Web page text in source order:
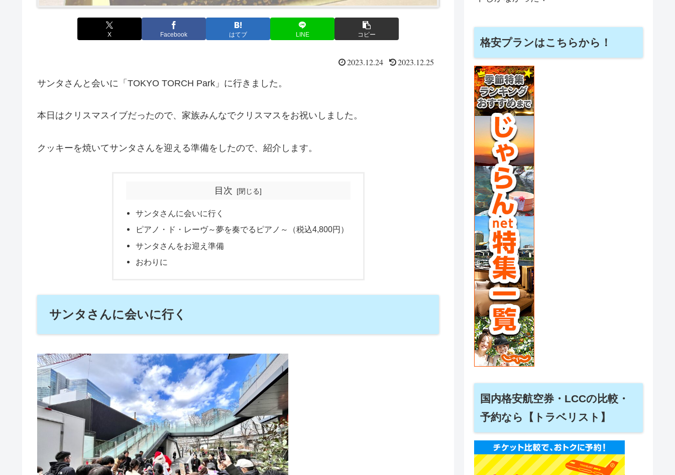
X Facebook はてブ LINE コピー
2023.12.24 2023.12.25
サンタさんと会いに「TOKYO TORCH Park」に行きました。
本日はクリスマスイブだったので、家族みんなでクリスマスをお祝いしました。
クッキーを焼いてサンタさんを迎える準備をしたので、紹介します。
目次
サンタさんに会いに行く
ピアノ・ド・レーヴ～夢を奏でるピアノ～（税込4,800円）
サンタさんをお迎え準備
おわりに
サンタさんに会いに行く
格安プランはこちらから！
国内格安航空券・LCCの比較・
予約なら【トラベリスト】